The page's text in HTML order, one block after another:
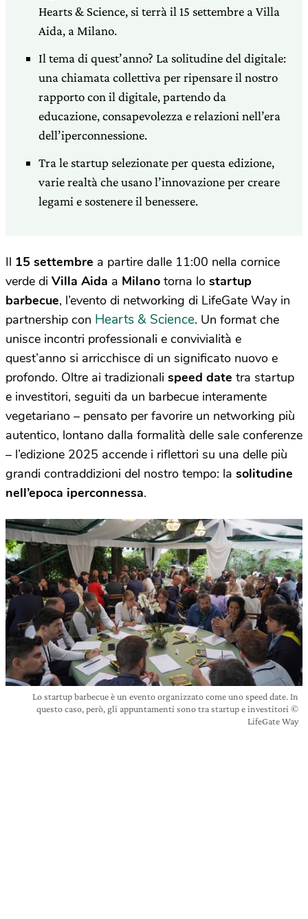
Hearts & Science, si terrà il 15 settembre a Villa
Aida, a Milano.
Il tema di quest’anno? La solitudine del digitale:
una chiamata collettiva per ripensare il nostro
rapporto con il digitale, partendo da
educazione, consapevolezza e relazioni nell’era
dell’iperconnessione.
Tra le startup selezionate per questa edizione,
varie realtà che usano l’innovazione per creare
legami e sostenere il benessere.
Il 15 settembre a partire dalle 11:00 nella cornice
verde di Villa Aida a Milano torna lo startup
barbecue, l’evento di networking di LifeGate Way in
partnership con Hearts & Science. Un format che
unisce incontri professionali e convivialità e
quest’anno si arricchisce di un significato nuovo e
profondo. Oltre ai tradizionali speed date tra startup
e investitori, seguiti da un barbecue interamente
vegetariano – pensato per favorire un networking più
autentico, lontano dalla formalità delle sale conferenze
– l’edizione 2025 accende i riflettori su una delle più
grandi contraddizioni del nostro tempo: la solitudine
nell’epoca iperconnessa.
Lo startup barbecue è un evento organizzato come uno speed date. In
questo caso, però, gli appuntamenti sono tra startup e investitori ©
LifeGate Way